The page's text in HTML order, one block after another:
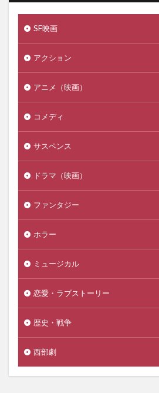
SF映画
アクション
アニメ（映画）
コメディ
サスペンス
ドラマ（映画）
ファンタジー
ホラー
ミュージカル
恋愛・ラブストーリー
歴史・戦争
西部劇